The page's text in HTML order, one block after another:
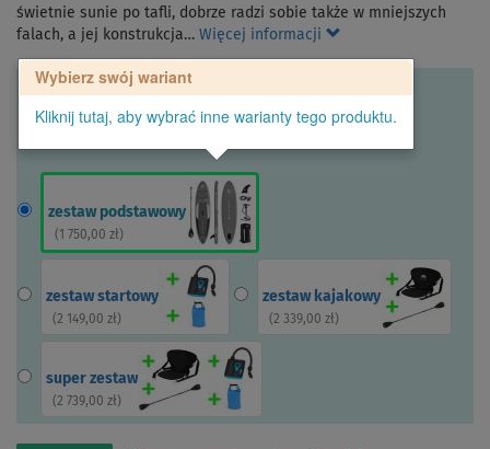
świetnie sunie po tafli, dobrze radzi sobie także w mniejszych
falach, a jej konstrukcja… Więcej informacji
Wybierz swój wariant
Kliknij tutaj, aby wybrać inne warianty tego produktu.
zestaw podstawowy
( 1 750,00 zł)
zestaw startowy
( 2 149,00 zł)
zestaw kajakowy
( 2 339,00 zł)
super zestaw
( 2 739,00 zł)